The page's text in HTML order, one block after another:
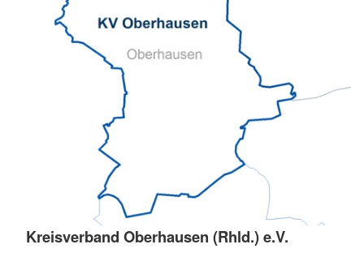
Kreisverband Oberhausen (Rhld.) e.V.